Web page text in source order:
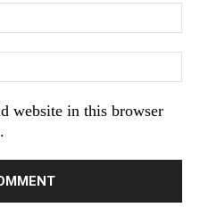
website in this browser